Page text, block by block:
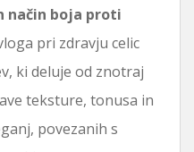
način boja proti
pri zdravju celic
ki deluje od znotraj
teksture, tonusa in
povezanih s